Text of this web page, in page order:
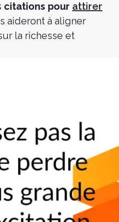
citations pour attirer
aideront à aligner
la richesse et